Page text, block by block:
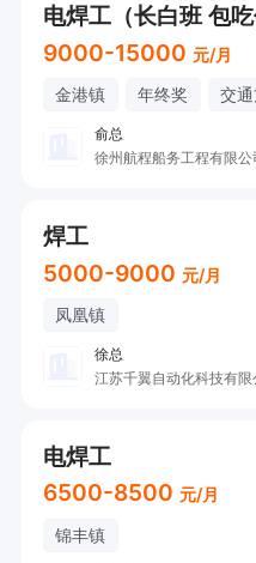
电焊工（长白班 包吃
9000-15000 元/月
金港镇 年终奖 交
俞总
徐州航程船务工程有限公
焊工
5000-9000 元/月
凤凰镇
徐总
江苏千翼自动化科技有限
电焊工
6500-8500 元/月
锦丰镇